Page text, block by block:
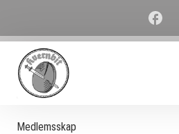
Medlemsskap